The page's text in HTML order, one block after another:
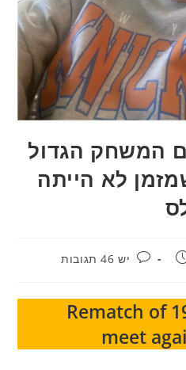
המשחק הגדול
לא הייתה
תגובות:
יש 46 תגובות
Rematch of
meet